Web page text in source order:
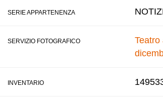
SERIE APPARTENENZA
SERVIZIO FOTOGRAFICO
Teatro
INVENTARIO